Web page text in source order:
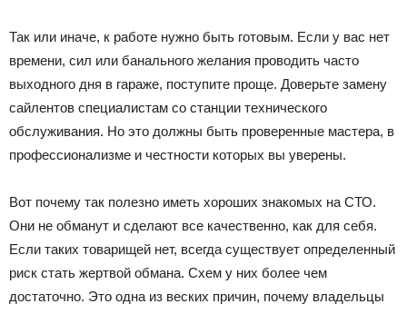
Так или иначе, к работе нужно быть готовым. Если у вас нет
времени, сил или банального желания проводить часто
выходного дня в гараже, поступите проще. Доверьте замену
сайлентов специалистам со станции технического
обслуживания. Но это должны быть проверенные мастера, в
профессионализме и честности которых вы уверены.
Вот почему так полезно иметь хороших знакомых на СТО.
Они не обманут и сделают все качественно, как для себя.
Если таких товарищей нет, всегда существует определенный
риск стать жертвой обмана. Схем у них более чем
достаточно. Это одна из веских причин, почему владельцы